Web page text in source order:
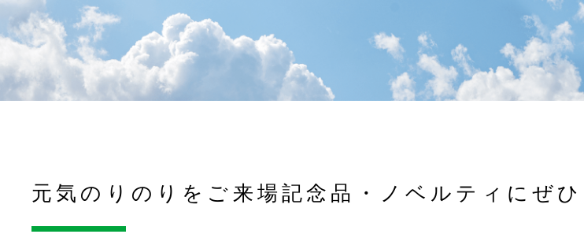
元気のりのりをご来場記念品・ノベルティにぜひ